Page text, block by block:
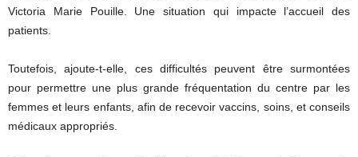
Victoria Marie Pouille. Une situation qui impacte l’accueil des
patients.
Toutefois, ajoute-t-elle, ces difficultés peuvent être surmontées
pour permettre une plus grande fréquentation du centre par les
femmes et leurs enfants, afin de recevoir vaccins, soins, et conseils
médicaux appropriés.